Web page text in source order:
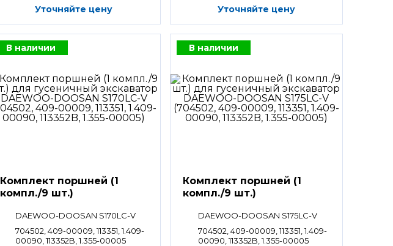
Уточняйте цену Уточняйте цену
В наличии
Комплект поршней (1
компл./9 шт.)
DAEWOO-DOOSAN S170LC-V
704502, 409-00009, 113351, 1.409-
00090, 113352B, 1.355-00005
В наличии
Комплект поршней (1
компл./9 шт.)
DAEWOO-DOOSAN S175LC-V
704502, 409-00009, 113351, 1.409-
00090, 113352B, 1.355-00005